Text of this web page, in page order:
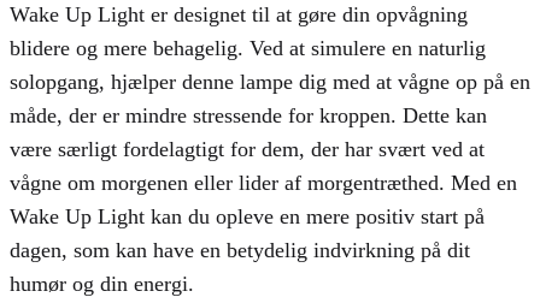
Wake Up Light er designet til at gøre din opvågning
blidere og mere behagelig. Ved at simulere en naturlig
solopgang, hjælper denne lampe dig med at vågne op på en
måde, der er mindre stressende for kroppen. Dette kan
være særligt fordelagtigt for dem, der har svært ved at
vågne om morgenen eller lider af morgentræthed. Med en
Wake Up Light kan du opleve en mere positiv start på
dagen, som kan have en betydelig indvirkning på dit
humør og din energi.